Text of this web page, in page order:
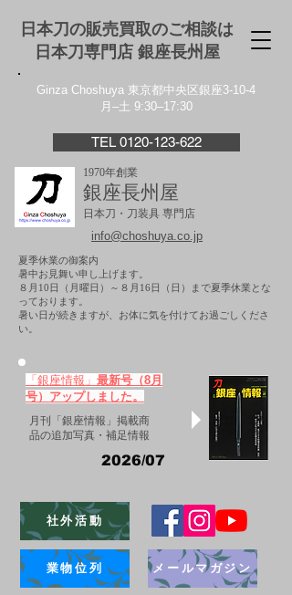
日本刀の販売買取のご相談は
日本刀専門店 銀座⻑州屋
Ginza Choshuya 東京都中央区銀座3-10-4
月–土 9:30–17:30
TEL 0120-123-622
1970年創業
銀座長州屋
日本刀・刀装具 専門店
info@choshuya.co.jp
夏季休業の御案内
暑中お見舞い申し上げます。
８月10日（月曜日）～８月16日（日）まで夏季休業とな
っております。
​暑い日が続きますが、お体に気を付けてお過ごしくださ
い。
「銀座情報」 最新号（8月
号）アップしました。
月刊「銀座情報」掲載商
品の追加写真・補足情報
2026/07
社外活動
業物位列 メールマガジン